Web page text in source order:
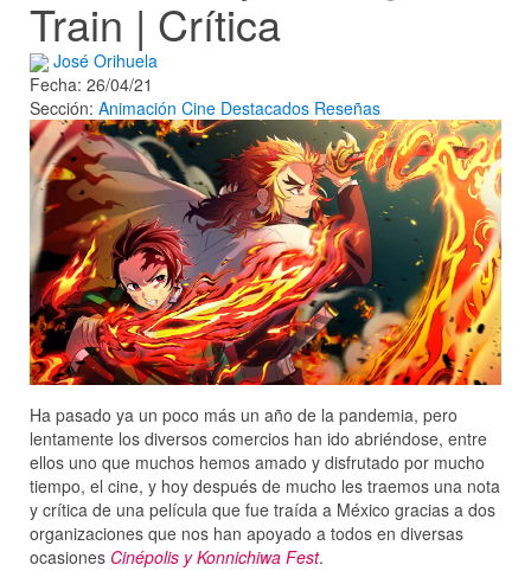
Train | Crítica
José Orihuela
Fecha: 26/04/21
Sección: Animación Cine Destacados Reseñas
Ha pasado ya un poco más un año de la pandemia, pero
lentamente los diversos comercios han ido abriéndose, entre
ellos uno que muchos hemos amado y disfrutado por mucho
tiempo, el cine, y hoy después de mucho les traemos una nota
y crítica de una película que fue traída a México gracias a dos
organizaciones que nos han apoyado a todos en diversas
ocasiones Cinépolis y Konnichiwa Fest.